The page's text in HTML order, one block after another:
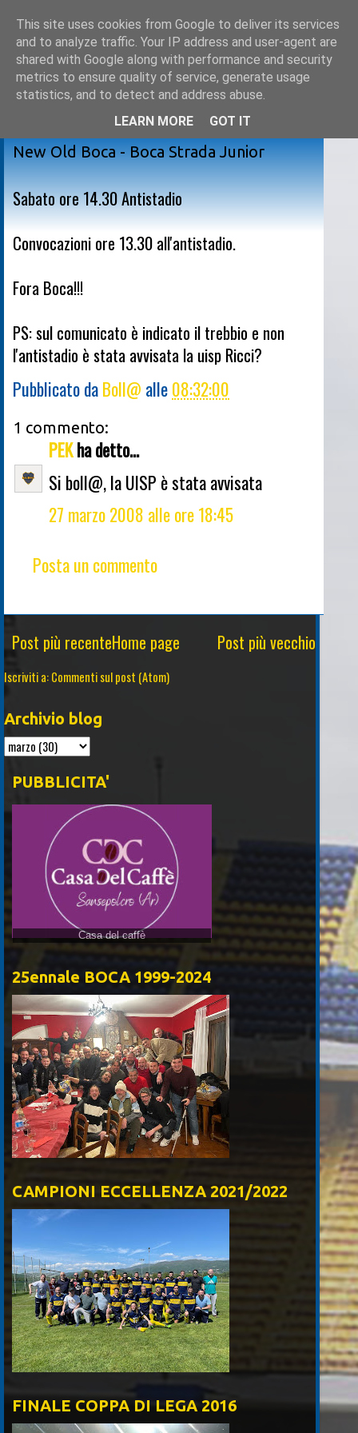
New Old Boca - Boca Strada Junior
Sabato ore 14.30 Antistadio
Convocazioni ore 13.30 all'antistadio.
Fora Boca!!!
PS: sul comunicato è indicato il trebbio e non
l'antistadio è stata avvisata la uisp Ricci?
Pubblicato daBoll@ alle08:32:00
1 commento:
PEKha detto...
Si boll@, la UISP è stata avvisata
27 marzo 2008 alle ore 18:45
Posta un commento
Post più recente Post più vecchio
Home page
Iscriviti a:Commenti sul post (Atom)
Archivio blog
PUBBLICITA'
Casa del caffè
25ennale BOCA 1999-2024
CAMPIONI ECCELLENZA 2021/2022
FINALE COPPA DI LEGA 2016
This site uses cookies from Google to deliver its services
and to analyze traffic. Your IP address and user-agent are
shared with Google along with performance and security
metrics to ensure quality of service, generate usage
statistics, and to detect and address abuse.
LEARN MORE
GOT IT